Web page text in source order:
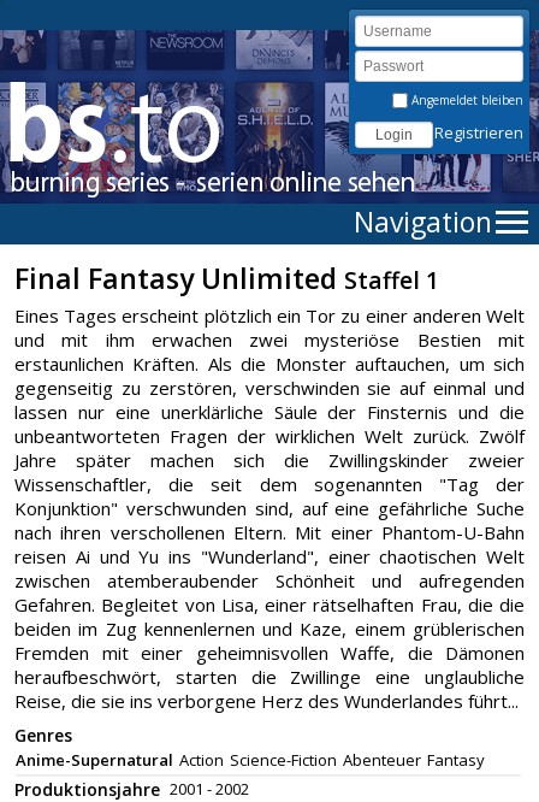
Angemeldet bleiben
Registrieren
Navigation
Final Fantasy Unlimited Staffel 1
Eines Tages erscheint plötzlich ein Tor zu einer anderen Welt
und mit ihm erwachen zwei mysteriöse Bestien mit
erstaunlichen Kräften. Als die Monster auftauchen, um sich
gegenseitig zu zerstören, verschwinden sie auf einmal und
lassen nur eine unerklärliche Säule der Finsternis und die
unbeantworteten Fragen der wirklichen Welt zurück. Zwölf
Jahre später machen sich die Zwillingskinder zweier
Wissenschaftler, die seit dem sogenannten "Tag der
Konjunktion" verschwunden sind, auf eine gefährliche Suche
nach ihren verschollenen Eltern. Mit einer Phantom-U-Bahn
reisen Ai und Yu ins "Wunderland", einer chaotischen Welt
zwischen atemberaubender Schönheit und aufregenden
Gefahren. Begleitet von Lisa, einer rätselhaften Frau, die die
beiden im Zug kennenlernen und Kaze, einem grüblerischen
Fremden mit einer geheimnisvollen Waffe, die Dämonen
heraufbeschwört, starten die Zwillinge eine unglaubliche
Reise, die sie ins verborgene Herz des Wunderlandes führt...
Genres
Anime-Supernatural Action Science-Fiction Abenteuer Fantasy
Produktionsjahre 2001 - 2002